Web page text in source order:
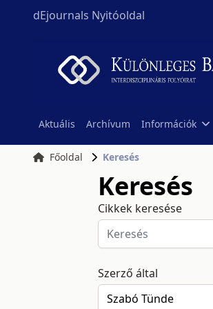
dEjournals Nyitóoldal
Aktuális Archívum Információk
Főoldal Keresés
Keresés
Cikkek keresése
Szerző által